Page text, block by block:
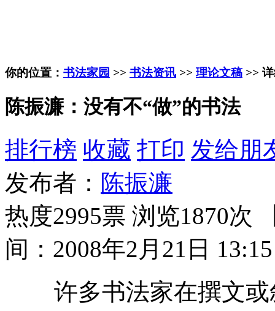
你的位置： 书法家园 >> 书法资讯 >> 理论文稿 >>
陈振濂：没有不“做”的书法
排行榜 收藏 打印 发给朋
发布者： 陈振濂
热度2995票 浏览1870次
间：2008年2月21日 13:15
许多书法家在撰文或